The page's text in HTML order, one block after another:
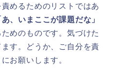
めるためのリストではあ
あ、いまここが課題だな」
めのものです。気づけた
す。どうか、ご自分を責
お願いします。